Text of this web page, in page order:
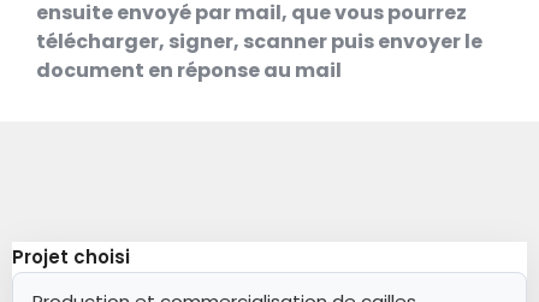
ensuite envoyé par mail, que vous pourrez
télécharger, signer, scanner puis envoyer le
document en réponse au mail
Projet choisi